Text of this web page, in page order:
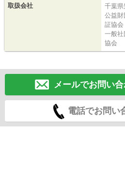
取扱会社
千葉県
公益財
証協会
一般社
協会
メールでお問い
電話でお問い